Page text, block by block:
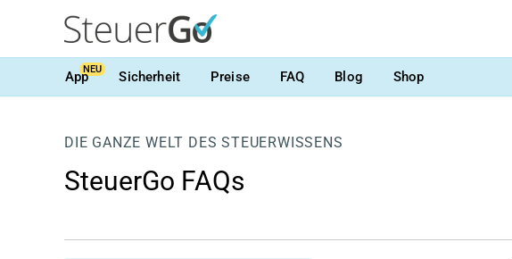
AppNEU Sicherheit Preise FAQ Blog Shop
DIE GANZE WELT DES STEUERWISSENS
SteuerGo FAQs